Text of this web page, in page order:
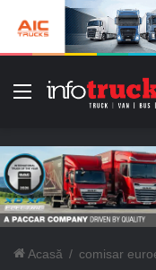
Meniu
Acasă / comisar